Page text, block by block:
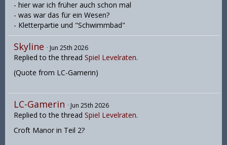
- hier war ich früher auch schon mal
- was war das für ein Wesen?
- Kletterpartie und "Schwimmbad"
Skyline Jun 25th 2026
Replied to the thread Spiel Levelraten.
(Quote from LC-Gamerin)
LC-Gamerin Jun 25th 2026
Replied to the thread Spiel Levelraten.
Croft Manor in Teil 2?